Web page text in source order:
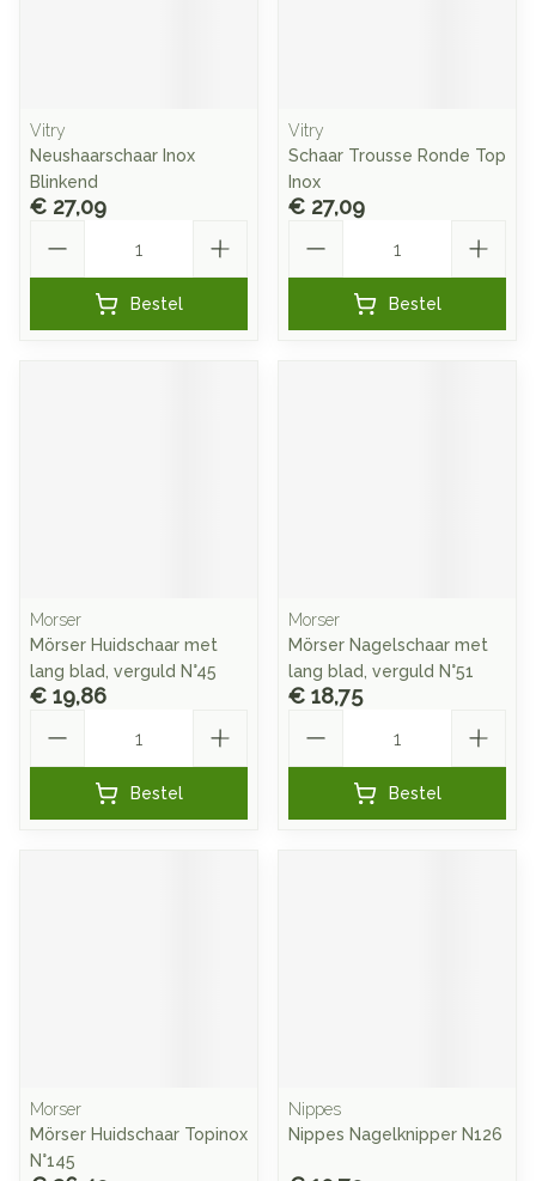
Vitry
Neushaarschaar Inox
Blinkend
€ 27,09
Bestel
Vitry
Schaar Trousse Ronde Top
Inox
€ 27,09
Bestel
Morser
Mörser Huidschaar met
lang blad, verguld N°45
€ 19,86
Bestel
Morser
Mörser Nagelschaar met
lang blad, verguld N°51
€ 18,75
Bestel
Morser
Mörser Huidschaar Topinox
N°145
Nippes
Nippes Nagelknipper N126